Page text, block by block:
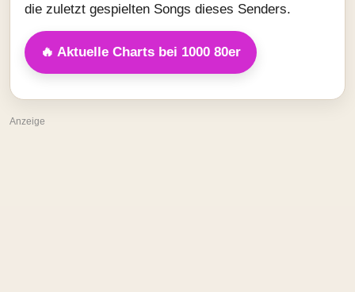
die zuletzt gespielten Songs dieses Senders.
🔥 Aktuelle Charts bei 1000 80er
Anzeige